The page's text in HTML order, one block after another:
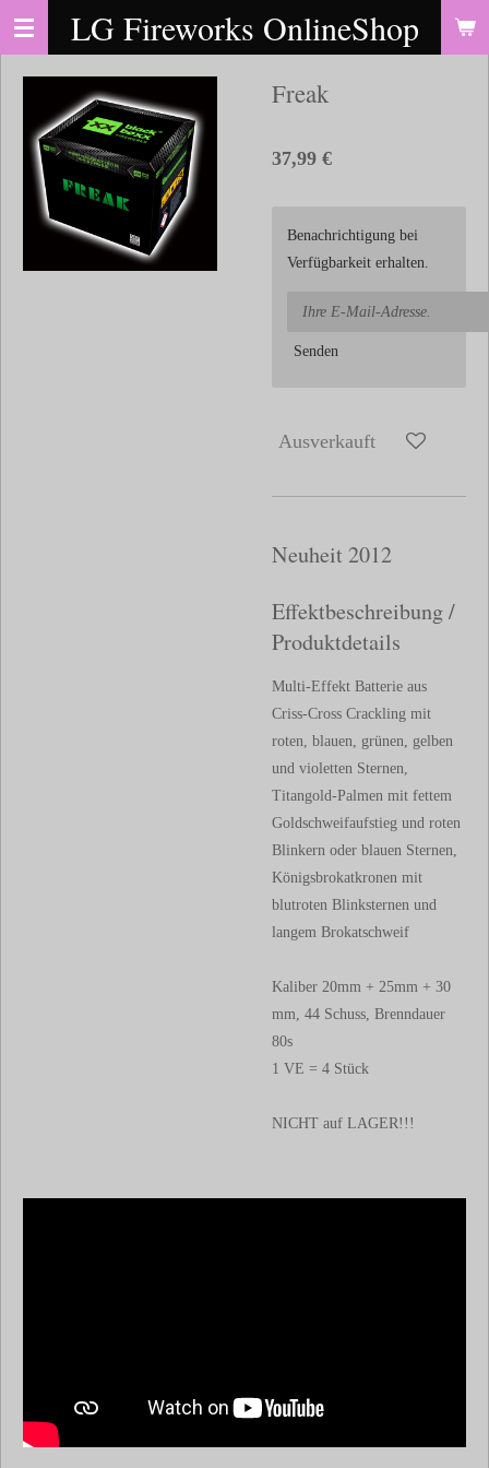
Zum
springen
LG Fireworks OnlineShop
Freak
37,99 €
Benachrichtigung bei
Verfügbarkeit erhalten.
Senden
Ausverkauft
Neuheit 2012
Effektbeschreibung /
Produktdetails
Multi-Effekt Batterie aus
Criss-Cross Crackling mit
roten, blauen, grünen, gelben
und violetten Sternen,
Titangold-Palmen mit fettem
Goldschweifaufstieg und roten
Blinkern oder blauen Sternen,
Königsbrokatkronen mit
blutroten Blinksternen und
langem Brokatschweif
Kaliber 20mm + 25mm + 30
mm, 44 Schuss, Brenndauer
80s
1 VE = 4 Stück
NICHT auf LAGER!!!